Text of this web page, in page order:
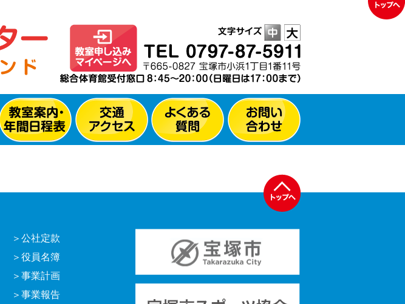
公社定款
役員名簿
事業計画
事業報告